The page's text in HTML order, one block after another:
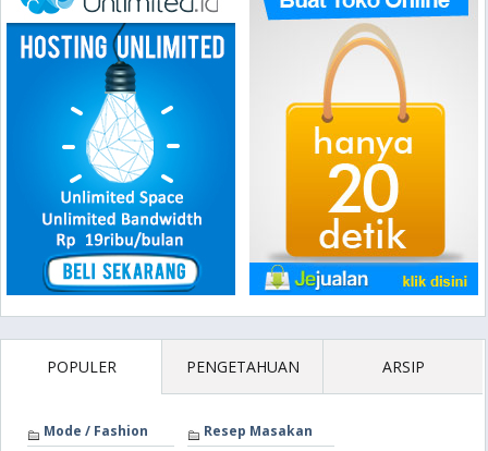
POPULER PENGETAHUAN ARSIP
Mode / Fashion
Resep Masakan